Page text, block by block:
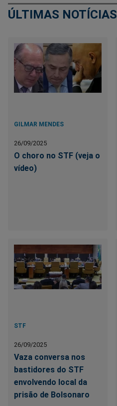
ÚLTIMAS NOTÍCIAS
GILMAR MENDES
26/09/2025
O choro no STF (veja o
vídeo)
STF
26/09/2025
Vaza conversa nos
bastidores do STF
envolvendo local da
prisão de Bolsonaro